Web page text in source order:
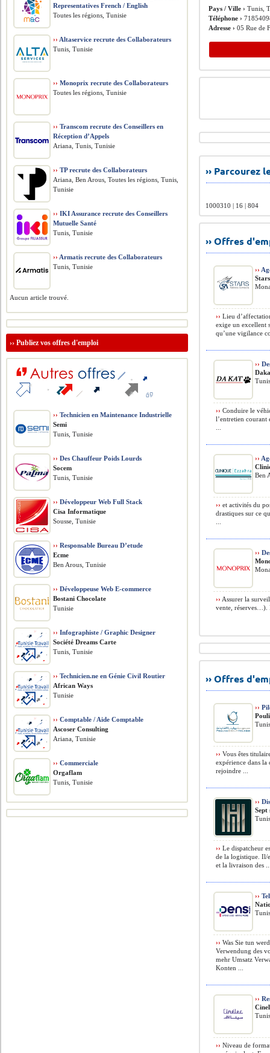
Pays / Ville › Tunis,
Téléphone ›
Adresse › 05 Rue de
››
1000310 | 16 | 804
›› Offres
››
›› Lieu
exige un excellent
qu’une vigilance
››
›› Conduire le
l’entretien
››
Ben
›› et activités du
drastiques sur ce
››
›› Assurer la
vente, réserves…).
›› Offres
››
›› Vous êtes
expérience dans la
rejoindre ...
››
Sept
›› Le dispatcheur
de la logistique. Il/
et la livraison des
››
›› Was Sie tun
Verwendung des
mehr Umsatz
Konten ...
››
›› Niveau de
Representatives French / English
Toutes les régions, Tunisie
›› Altaservice recrute des Collaborateurs
Tunis, Tunisie
›› Monoprix recrute des Collaborateurs
Toutes les régions, Tunisie
›› Transcom recrute des Conseillers en
Réception d’Appels
Ariana, Tunis, Tunisie
›› TP recrute des Collaborateurs
Ariana, Ben Arous, Toutes les régions, Tunis,
Tunisie
›› IKI Assurance recrute des Conseillers
Mutuelle Santé
Tunis, Tunisie
›› Armatis recrute des Collaborateurs
Tunis, Tunisie
Aucun article trouvé.
››Publiez vos offres d'emploi
›› Technicien en Maintenance Industrielle
Semi
Tunis, Tunisie
›› Des Chauffeur Poids Lourds
Socem
Tunis, Tunisie
›› Développeur Web Full Stack
Cisa Informatique
Sousse, Tunisie
›› Responsable Bureau D’etude
Ecme
Ben Arous, Tunisie
›› Développeuse Web E-commerce
Bostani Chocolate
Tunisie
›› Infographiste / Graphic Designer
Société Dreams Carte
Tunis, Tunisie
›› Technicien.ne en Génie Civil Routier
African Ways
Tunisie
›› Comptable / Aide Comptable
Ascoser Consulting
Ariana, Tunisie
›› Commerciale
Orgaflam
Tunis, Tunisie